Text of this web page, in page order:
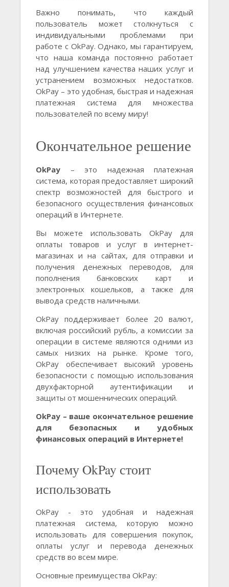
Важно понимать, что каждый
пользователь может столкнуться с
индивидуальными проблемами при
работе с OkPay. Однако, мы гарантируем,
что наша команда постоянно работает
над улучшением качества наших услуг и
устранением возможных недостатков.
OkPay – это удобная, быстрая и надежная
платежная система для множества
пользователей по всему миру!
Окончательное решение
OkPay – это надежная платежная
система, которая предоставляет широкий
спектр возможностей для быстрого и
безопасного осуществления финансовых
операций в Интернете.
Вы можете использовать OkPay для
оплаты товаров и услуг в интернет-
магазинах и на сайтах, для отправки и
получения денежных переводов, для
пополнения банковских карт и
электронных кошельков, а также для
вывода средств наличными.
OkPay поддерживает более 20 валют,
включая российский рубль, а комиссии за
операции в системе являются одними из
самых низких на рынке. Кроме того,
OkPay обеспечивает высокий уровень
безопасности с помощью использования
двухфакторной аутентификации и
защиты от мошеннических операций.
OkPay – ваше окончательное решение
для безопасных и удобных
финансовых операций в Интернете!
Почему OkPay стоит
использовать
OkPay - это удобная и надежная
платежная система, которую можно
использовать для совершения покупок,
оплаты услуг и перевода денежных
средств во всем мире.
Основные преимущества OkPay: